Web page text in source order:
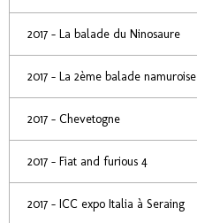
2017 - La balade du Ninosaure
2017 - La 2ème balade namuroise
2017 - Chevetogne
2017 - Fiat and furious 4
2017 - ICC expo Italia à Seraing